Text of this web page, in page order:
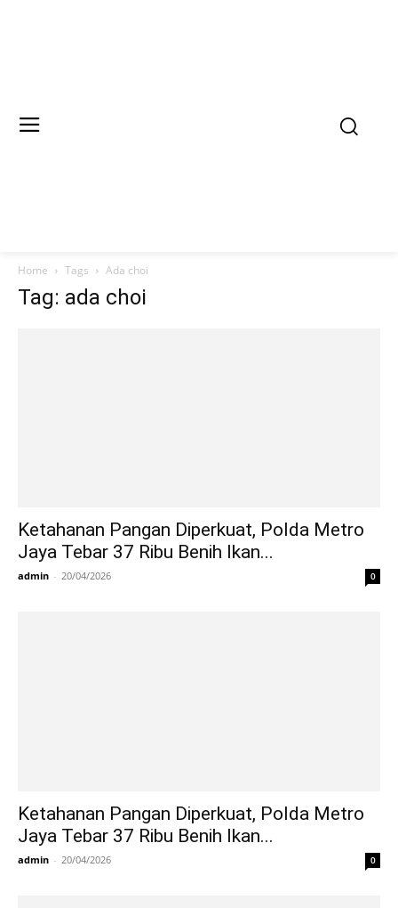
Home Tags Ada choi
Tag: ada choi
Ketahanan Pangan Diperkuat, Polda Metro
Jaya Tebar 37 Ribu Benih Ikan...
admin - 20/04/2026 0
Ketahanan Pangan Diperkuat, Polda Metro
Jaya Tebar 37 Ribu Benih Ikan...
admin - 20/04/2026 0